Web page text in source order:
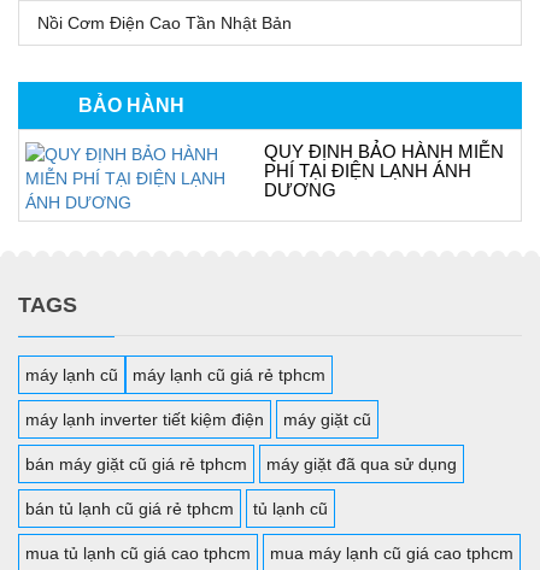
Nồi Cơm Điện Cao Tần Nhật Bản
BẢO HÀNH
QUY ĐỊNH BẢO HÀNH MIỄN
PHÍ TẠI ĐIỆN LẠNH ÁNH
DƯƠNG
TAGS
máy lạnh cũ máy lạnh cũ giá rẻ tphcm
máy lạnh inverter tiết kiệm điện máy giặt cũ
bán máy giặt cũ giá rẻ tphcm máy giặt đã qua sử dụng
bán tủ lạnh cũ giá rẻ tphcm tủ lạnh cũ
mua tủ lạnh cũ giá cao tphcm mua máy lạnh cũ giá cao tphcm